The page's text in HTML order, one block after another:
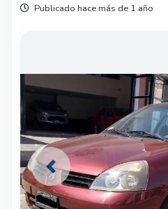
Publicado hace más de 1 año
Previous